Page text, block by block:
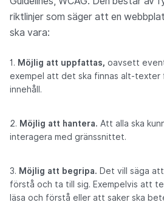
riktlinjer som säger att en
ska vara:
Möjlig att uppfattas, oavsett
exempel att det ska finnas alt-
innehåll.
Möjlig att hantera. Att alla ska
interagera med gränssnittet.
Möjlig att begripa. Det vill säga
förstå och ta till sig. Exempelvis att
läsa och förstå eller att saker ska